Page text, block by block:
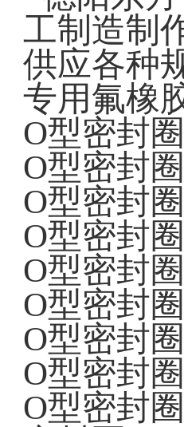
工制造制
供应各种
专用氟橡
O型密封圈
O型密封圈
O型密封圈
O型密封圈
O型密封圈
O型密封圈
O型密封
O型密封
O型密封